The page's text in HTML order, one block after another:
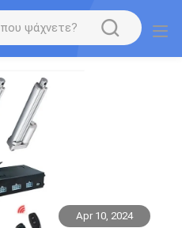
Apr 10, 2024